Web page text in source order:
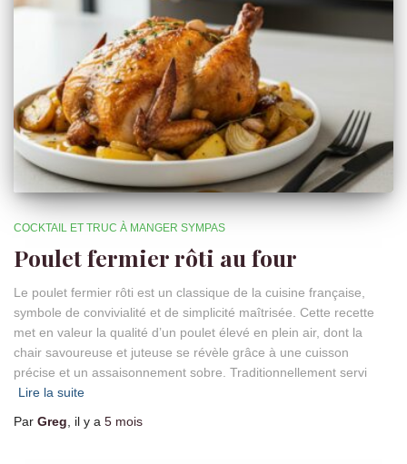
COCKTAIL ET TRUC À MANGER SYMPAS
Poulet fermier rôti au four
Le poulet fermier rôti est un classique de la cuisine française,
symbole de convivialité et de simplicité maîtrisée. Cette recette
met en valeur la qualité d’un poulet élevé en plein air, dont la
chair savoureuse et juteuse se révèle grâce à une cuisson
précise et un assaisonnement sobre. Traditionnellement servi
Lire la suite
Par Greg , il y a 5 mois